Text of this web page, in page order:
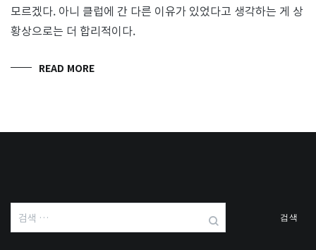
모르겠다. 아니 클럽에 간 다른 이유가 있었다고 생각하는 게 상
황상으로는 더 합리적이다.
READ MORE
검
색: